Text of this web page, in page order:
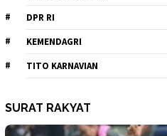
DPR RI
KEMENDAGRI
TITO KARNAVIAN
SURAT RAKYAT